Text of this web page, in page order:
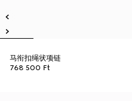
马衔扣绳状项链
768 500 Ft